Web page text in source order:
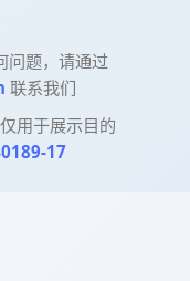
问题，请通过
联系我们
用于展示目的
17